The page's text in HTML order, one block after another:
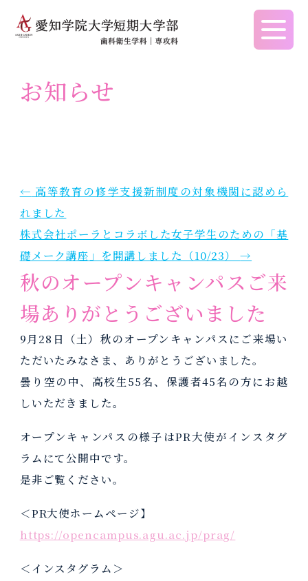
愛知学院大学短期大学
お知らせ
← 高等教育の修学支援新制度の対象機関に認めら
れました
株式会社ポーラとコラボした女子学生のための「基
礎メーク講座」を開講しました（10/23）→
秋のオープンキャンパスご来
場ありがとうございました
9月28日（土）秋のオープンキャンパスにご来場い
ただいたみなさま、ありがとうございました。
曇り空の中、高校生55名、保護者45名の方にお越
しいただきました。
オープンキャンパスの様子はPR大使がインスタグ
ラムにて公開中です。
是非ご覧ください。
＜PR大使ホームページ】
https://opencampus.agu.ac.jp/prag/
＜インスタグラム＞
学科長挨拶
建学の精神・教育理念
建学の精神・教育理念
教育研究上の目的
基本方針3つのポリシー
沿革・概要
あゆみ
キャンパス紹介
交通アクセス
情報公開
歯科衛生士の役割
歯科衛生士への道
コンセプト
取得できる資格
専攻科(口腔保健学専攻)
入試情報
連絡手段
学納金・学籍
奨学金
通学・学割
福利厚生
課外活動
国民年金学生納付特例申請
学生相談室
教務関連
試験
入試要項
入学検定料
新入生特待生制度
学費
高等教育修学支援新制度
受験生向けQ&A
専攻科
アドミッションポリシー
入試要項
就職活動の手順
求人NAVI(学内用)
求人NAVI(学外用）
就職内定後について
IR・キャリアサポート室
就職実績
進学